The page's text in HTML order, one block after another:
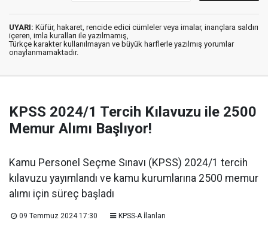
UYARI: Küfür, hakaret, rencide edici cümleler veya imalar, inançlara saldırı
içeren, imla kuralları ile yazılmamış,
Türkçe karakter kullanılmayan ve büyük harflerle yazılmış yorumlar
onaylanmamaktadır.
KPSS 2024/1 Tercih Kılavuzu ile 2500
Memur Alımı Başlıyor!
Kamu Personel Seçme Sınavı (KPSS) 2024/1 tercih
kılavuzu yayımlandı ve kamu kurumlarına 2500 memur
alımı için süreç başladı
09 Temmuz 2024 17:30 KPSS-A İlanları